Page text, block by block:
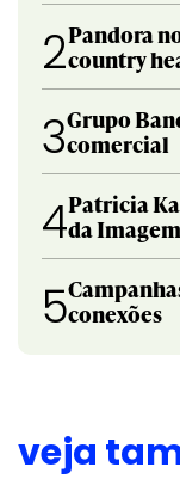
2Pandora
country
3Grupo
comercial
4Patricia
da
5conexões
veja